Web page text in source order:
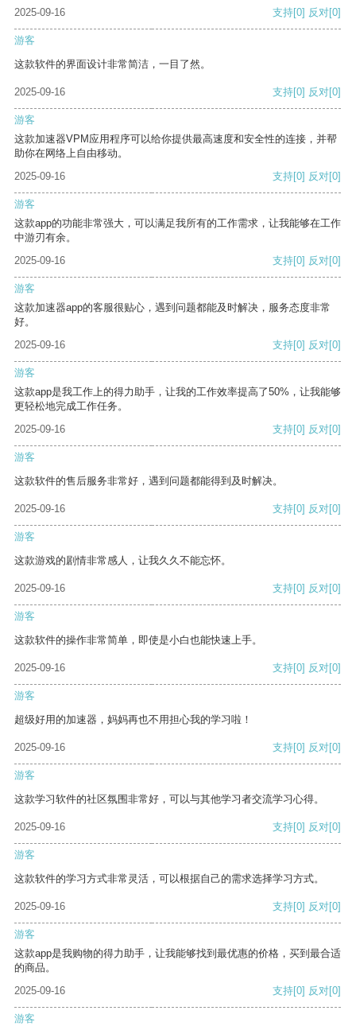
2025-09-16
支持[0] 反对[0]
游客
这款软件的界面设计非常简洁，一目了然。
2025-09-16 支持[0] 反对[0]
游客
这款加速器VPM应用程序可以给你提供最高速度和安全性的连接，并帮
助你在网络上自由移动。
2025-09-16
支持[0] 反对[0]
游客
这款app的功能非常强大，可以满足我所有的工作需求，让我能够在工作
中游刃有余。
2025-09-16
支持[0] 反对[0]
游客
这款加速器app的客服很贴心，遇到问题都能及时解决，服务态度非常
好。
2025-09-16
支持[0] 反对[0]
游客
这款app是我工作上的得力助手，让我的工作效率提高了50%，让我能够
更轻松地完成工作任务。
2025-09-16
支持[0] 反对[0]
游客
这款软件的售后服务非常好，遇到问题都能得到及时解决。
2025-09-16 支持[0] 反对[0]
游客
这款游戏的剧情非常感人，让我久久不能忘怀。
2025-09-16 支持[0] 反对[0]
游客
这款软件的操作非常简单，即使是小白也能快速上手。
2025-09-16 支持[0] 反对[0]
游客
超级好用的加速器，妈妈再也不用担心我的学习啦！
2025-09-16 支持[0] 反对[0]
游客
这款学习软件的社区氛围非常好，可以与其他学习者交流学习心得。
2025-09-16 支持[0] 反对[0]
游客
这款软件的学习方式非常灵活，可以根据自己的需求选择学习方式。
2025-09-16 支持[0] 反对[0]
游客
这款app是我购物的得力助手，让我能够找到最优惠的价格，买到最合适
的商品。
2025-09-16
支持[0] 反对[0]
游客